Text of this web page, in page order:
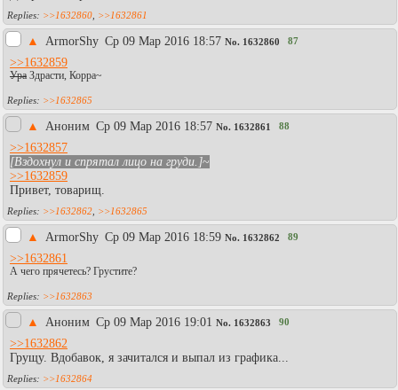
>>1632860 >>1632861
▲ АrmоrShy Ср 09 Мар 2016 18:57 No. 1632860 87
>>1632859
Ура Здрасти, Корра~
>>1632865
▲ Аноним Ср 09 Мар 2016 18:57 No. 1632861 88
>>1632857
[Вздохнул и спрятал лицо на груди.]~
>>1632859
Привет, товарищ.
>>1632862 >>1632865
▲ АrmоrShy Ср 09 Мар 2016 18:59 No. 1632862 89
>>1632861
А чего прячетесь? Грустите?
>>1632863
▲ Аноним Ср 09 Мар 2016 19:01 No. 1632863 90
>>1632862
Грущу. Вдобавок, я зачитался и выпал из графика...
>>1632864